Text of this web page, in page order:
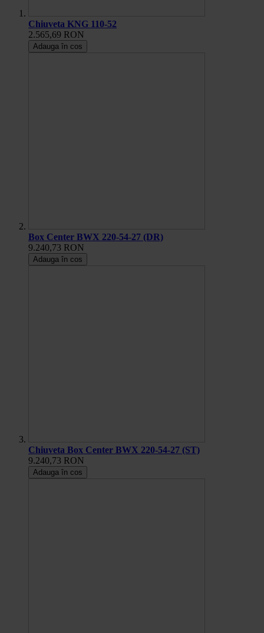
Chiuveta KNG 110-52
2.565,69 RON
Adauga în cos
Box Center BWX 220-54-27 (DR)
9.240,73 RON
Adauga în cos
Chiuveta Box Center BWX 220-54-27 (ST)
9.240,73 RON
Adauga în cos